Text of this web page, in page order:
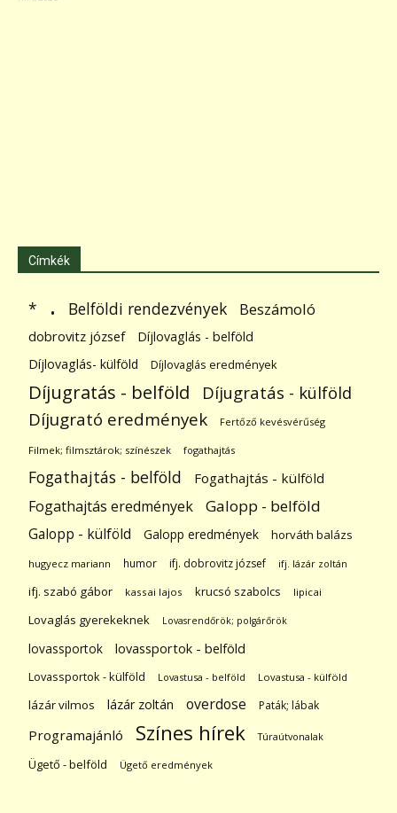
Címkék
* . Belföldi rendezvények Beszámoló
dobrovitz józsef
Díjlovaglás - belföld
Díjlovaglás- külföld
Díjlovaglás eredmények
Díjugratás - belföld Díjugratás - külföld
Díjugrató eredmények Fertőző kevésvérűség
Filmek; filmsztárok; színészek fogathajtás
Fogathajtás - belföld Fogathajtás - külföld
Fogathajtás eredmények Galopp - belföld
Galopp - külföld Galopp eredmények horváth balázs
hugyecz mariann humor ifj. dobrovitz józsef ifj. lázár zoltán
ifj. szabó gábor kassai lajos krucsó szabolcs lipicai
Lovaglás gyerekeknek Lovasrendőrök; polgárőrök
lovassportok lovassportok - belföld
Lovassportok - külföld Lovastusa - belföld Lovastusa - külföld
lázár vilmos lázár zoltán overdose Paták; lábak
Programajánló Színes hírek Túraútvonalak
Ügető - belföld Ügető eredmények